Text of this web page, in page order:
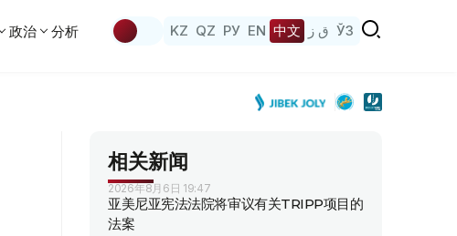
政治 分析 KZ QZ РУ EN 中文 ق ز ЎЗ
相关新闻
2026年8月6日 19:47
亚美尼亚宪法法院将审议有关TRIPP项目的
法案